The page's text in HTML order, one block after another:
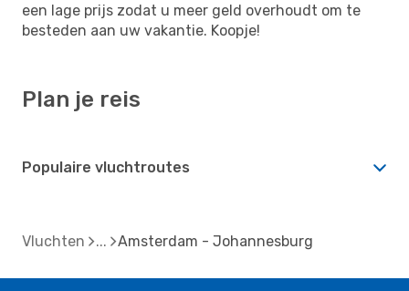
een lage prijs zodat u meer geld overhoudt om te
besteden aan uw vakantie. Koopje!
Plan je reis
Populaire vluchtroutes
Vluchten Amsterdam - Johannesburg